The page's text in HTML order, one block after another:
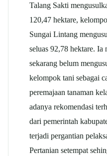
Talang Sakti
120,47 hektare,
Sungai Lintang
seluas 92,78 hektare. Ia
sekarang belum
kelompok tani sebagai
peremajaan tanaman
adanya rekomendasi
dari pemerintah
terjadi pergantian
Pertanian setempat